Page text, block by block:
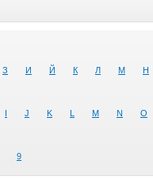
З И Й К Л М Н
I J K L M N O
9